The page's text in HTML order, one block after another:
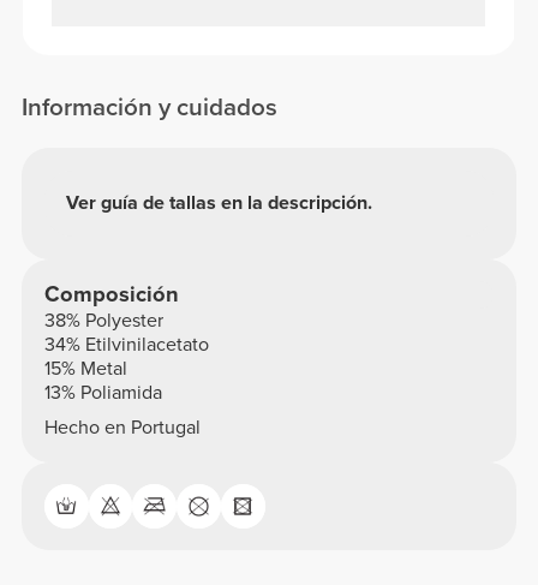
Información y cuidados
Ver guía de tallas en la descripción.
Composición
38% Polyester
34% Etilvinilacetato
15% Metal
13% Poliamida
Hecho en Portugal